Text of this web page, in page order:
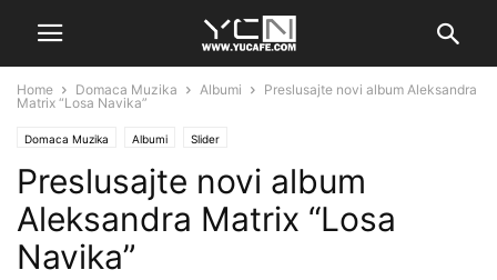
Home Domaca Muzika Albumi
Preslusajte novi album Aleksandra
Matrix “Losa Navika”
Domaca Muzika Albumi Slider
Preslusajte novi album
Aleksandra Matrix “Losa
Navika”